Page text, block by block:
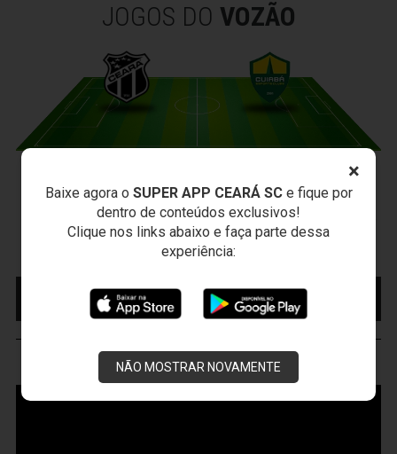
×
Baixe agora o SUPER APP CEARÁ SCe fique por
dentro de conteúdos exclusivos!
Clique nos links abaixo e faça parte dessa
experiência:
NÃO MOSTRAR NOVAMENTE
JOGOS DO VOZÃO
CEARÁ X CUIABÁ
Sábado, 15/08/2026 - 18:30
Presidente Vargas - Capital/CE
Campeonato Brasileiro • 2º Turno • 22 ª Rodada
MAIS INFORMAÇÕES
COMPRE AQUI SEU
INGRESSO
VOZÃOTV